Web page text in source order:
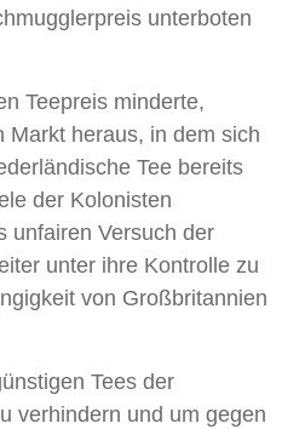
unterboten
Teepreis minderte,
Markt heraus, in dem sich
Tee bereits
der Kolonisten
unfairen Versuch der
unter ihre Kontrolle zu
von Großbritannien
Tees der
verhindern und um gegen